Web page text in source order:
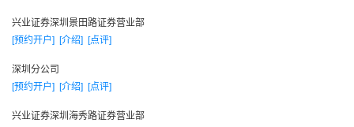
资产达14.9亿元。
2月，召开工作会议，首次确立走“专业化、规范化、市场
化”道路的战略指导思想。
2001年，杭州、南京、成都、西安、哈尔滨等5家营业部相
兴业证券深圳景田路证券营业部
[预约开户] [介绍] [点评]
深圳分公司
[预约开户] [介绍] [点评]
兴业证券深圳海秀路证券营业部